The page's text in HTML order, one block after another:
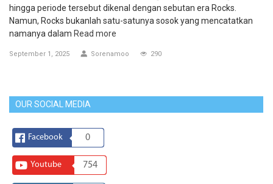
hingga periode tersebut dikenal dengan sebutan era Rocks.
Namun, Rocks bukanlah satu-satunya sosok yang mencatatkan
namanya dalam Read more
September 1, 2025 Sorenamoo 290
OUR SOCIAL MEDIA
Facebook 0
Youtube 754